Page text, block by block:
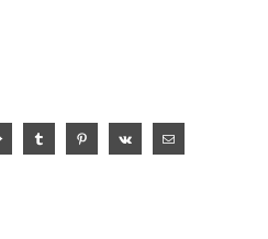
Google+ Tumblr PinterestVk Email